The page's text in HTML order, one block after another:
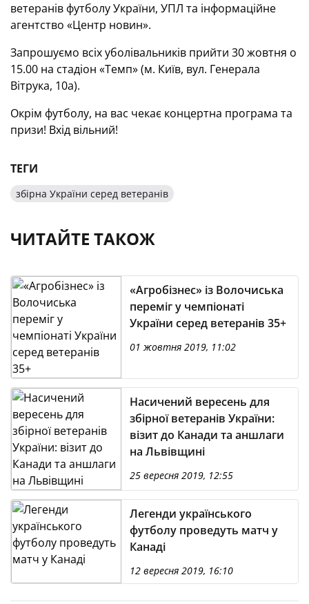
ветеранів футболу України, УПЛ та інформаційне
агентство «Центр новин».
Запрошуємо всіх уболівальників прийти 30 жовтня о
15.00 на стадіон «Темп» (м. Київ, вул. Генерала
Вітрука, 10а).
Окрім футболу, на вас чекає концертна програма та
призи! Вхід вільний!
ТЕГИ
збірна України серед ветеранів
ЧИТАЙТЕ ТАКОЖ
«Агробізнес» із Волочиська
переміг у чемпіонаті
України серед ветеранів 35+
01 жовтня 2019, 11:02
Насичений вересень для
збірної ветеранів України:
візит до Канади та аншлаги
на Львівщині
25 вересня 2019, 12:55
Легенди українського
футболу проведуть матч у
Канаді
12 вересня 2019, 16:10